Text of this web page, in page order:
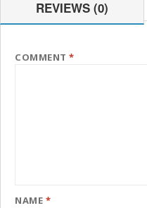
REVIEWS (0)
COMMENT*
NAME *